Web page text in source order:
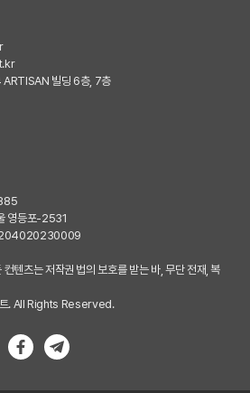
ARTISAN 빌딩 6층, 7층
영등포-2531
텐츠는 저작권 법의 보호를 받는 바, 무단 전재, 복
. All Rights Reserved.